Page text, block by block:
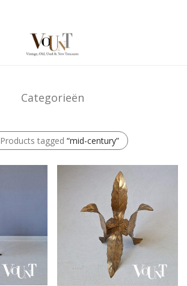
Categorieën
Products tagged “mid-century”